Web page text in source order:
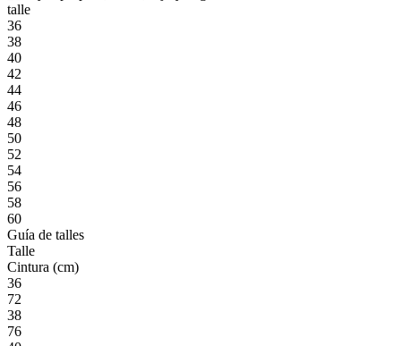
talle
36
38
40
42
44
46
48
50
52
54
56
58
60
Guía de talles
Talle
Cintura (cm)
36
72
38
76